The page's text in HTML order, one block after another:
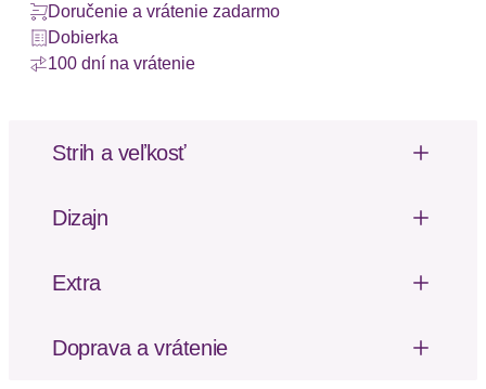
Doručenie a vrátenie zadarmo
Dobierka
100 dní na vrátenie
Strih a veľkosť
Dizajn
Strukturware. Individuell anpassbar, da seitlich zu
Dizajn: Na uzly / slučky
Extra
Doprava a vrátenie